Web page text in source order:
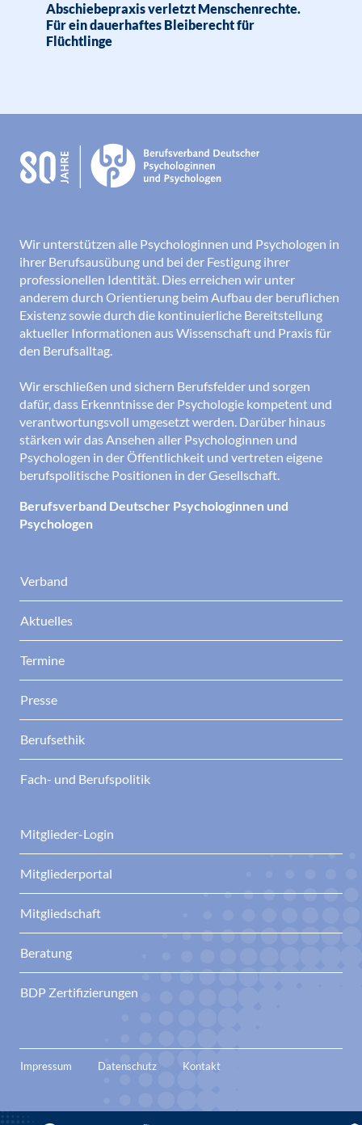
Abschiebepraxis verletzt Menschenrechte.
Für ein dauerhaftes Bleiberecht für
Flüchtlinge
Wir unterstützen alle Psychologinnen und Psychologen in
ihrer Berufsausübung und bei der Festigung ihrer
professionellen Identität. Dies erreichen wir unter
anderem durch Orientierung beim Aufbau der beruflichen
Existenz sowie durch die kontinuierliche Bereitstellung
aktueller Informationen aus Wissenschaft und Praxis für
den Berufsalltag.
Wir erschließen und sichern Berufsfelder und sorgen
dafür, dass Erkenntnisse der Psychologie kompetent und
verantwortungsvoll umgesetzt werden. Darüber hinaus
stärken wir das Ansehen aller Psychologinnen und
Psychologen in der Öffentlichkeit und vertreten eigene
berufspolitische Positionen in der Gesellschaft.
Berufsverband Deutscher Psychologinnen und
Psychologen
Verband
Aktuelles
Termine
Presse
Berufsethik
Fach- und Berufspolitik
Mitglieder-Login
Mitgliederportal
Mitgliedschaft
Beratung
BDP Zertifizierungen
Impressum Datenschutz Kontakt